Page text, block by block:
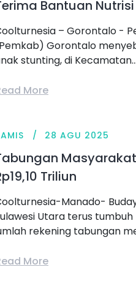
Bantuan
– Gorontalo -
Gorontalo
stunting, di Kecamatan...
More
28 AGU 2025
Triliun
Manado-
Utara terus tumbuh
rekening tabungan
More